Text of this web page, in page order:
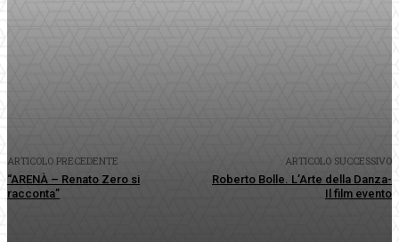
ARTICOLO PRECEDENTE
“ARENÀ – Renato Zero si
racconta”
ARTICOLO SUCCESSIVO
Roberto Bolle. L’Arte della Danza-
Il film evento